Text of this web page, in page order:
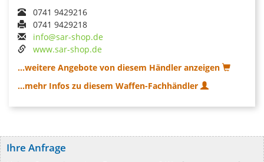
0741 9429216
0741 9429218
info@sar-shop.de
www.sar-shop.de
...weitere Angebote von diesem Händler anzeigen
...mehr Infos zu diesem Waffen-Fachhändler
Ihre Anfrage